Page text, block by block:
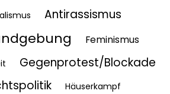
Antirassismus
Feminismus
Gegenprotest/Blockade
Häuserkampf